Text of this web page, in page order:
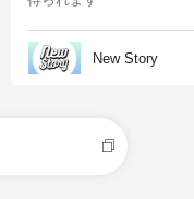
New Story